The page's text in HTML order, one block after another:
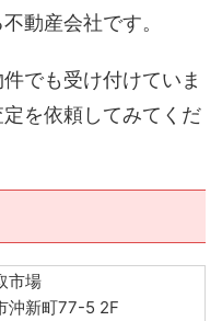
動産会社です。
でも受け付けていま
を依頼してみてくだ
市場
沖新町77-5 2F